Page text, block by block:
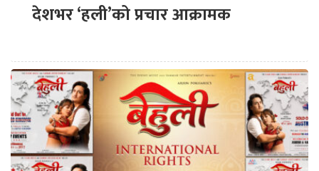
देशभर ‘हली’को प्रचार आक्रामक